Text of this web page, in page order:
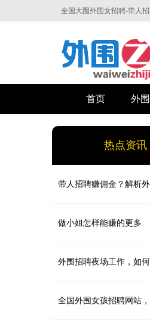
全国大圈外围女招聘-带人
首页 外
热点资讯
带人招聘赚佣金？解析
益链条与风险
做小姐怎样能赚的更多
外围招聘夜场工作，如
台？
全国外围女孩招聘网站，